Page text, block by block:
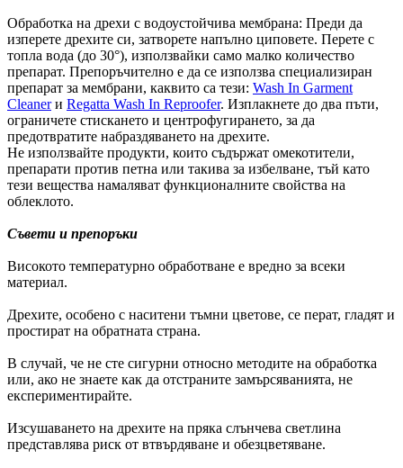
Обработка на дрехи с водоустойчива мембрана: Преди да
изперете дрехите си, затворете напълно циповете. Перете с
топла вода (до 30°), използвайки само малко количество
препарат. Препоръчително е да се използва специализиран
препарат за мембрани, каквито са тези: Wash In Garment
Cleanerи Regatta Wash In Reproofer. Изплакнете до два пъти,
ограничете стискането и центрофугирането, за да
предотвратите набраздяването на дрехите.
Не използвайте продукти, които съдържат омекотители,
препарати против петна или такива за избелване, тъй като
тези вещества намаляват функционалните свойства на
облеклото.
Съвети и препоръки
Високото температурно обработване е вредно за всеки
материал.
Дрехите, особено с наситени тъмни цветове, се перат, гладят и
простират на обратната страна.
В случай, че не сте сигурни относно методите на обработка
или, ако не знаете как да отстраните замърсяванията, не
експериментирайте.
Изсушаването на дрехите на пряка слънчева светлина
представлява риск от втвърдяване и обезцветяване.